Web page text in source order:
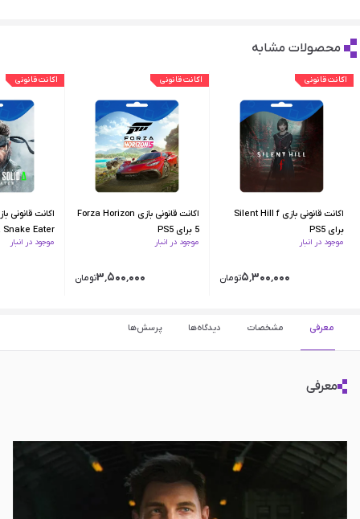
محصولات مشابه
اکانت قانونی
اکانت قانونی بازی Silent Hill f
برای PS5
موجود در انبار
۵٬۳۰۰٬۰۰۰تومان
اکانت قانونی
اکانت قانونی بازی Forza Horizon
5 برای PS5
موجود در انبار
۳٬۵۰۰٬۰۰۰تومان
اکانت قانونی
PS5
موجود در انبار
معرفی مشخصات دیدگاه‌ها پرسش‌ها
معرفی